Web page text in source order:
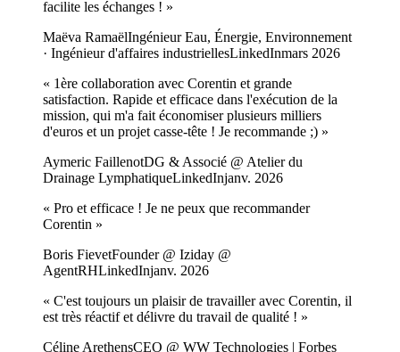
facilite les échanges ! »
Maëva RamaëlIngénieur Eau, Énergie, Environnement
· Ingénieur d'affaires industriellesLinkedInmars 2026
« 1ère collaboration avec Corentin et grande
satisfaction. Rapide et efficace dans l'exécution de la
mission, qui m'a fait économiser plusieurs milliers
d'euros et un projet casse-tête ! Je recommande ;) »
Aymeric FaillenotDG & Associé @ Atelier du
Drainage LymphatiqueLinkedInjanv. 2026
« Pro et efficace ! Je ne peux que recommander
Corentin »
Boris FievetFounder @ Iziday @
AgentRHLinkedInjanv. 2026
« C'est toujours un plaisir de travailler avec Corentin, il
est très réactif et délivre du travail de qualité ! »
Céline ArethensCEO @ WW Technologies | Forbes